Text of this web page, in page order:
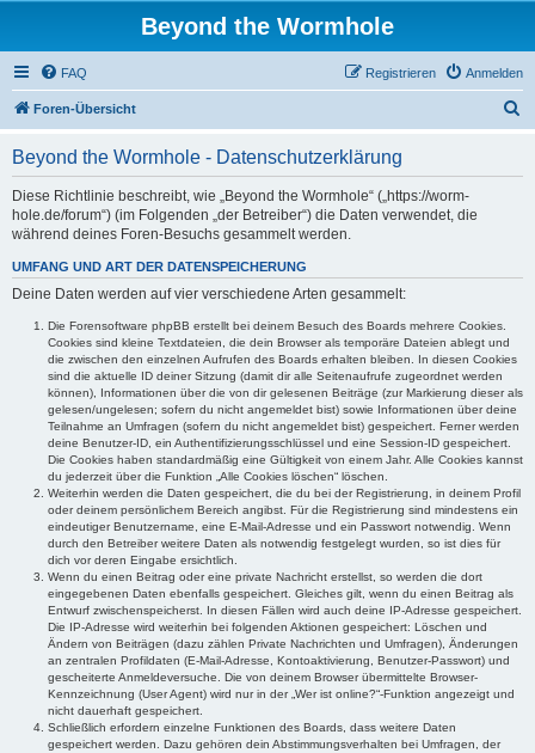
Beyond the Wormhole
FAQ Anmelden
Registrieren
Foren-Übersicht
Beyond the Wormhole - Datenschutzerklärung
Diese Richtlinie beschreibt, wie „Beyond the Wormhole“ („https://worm-
hole.de/forum“) (im Folgenden „der Betreiber“) die Daten verwendet, die
während deines Foren-Besuchs gesammelt werden.
UMFANG UND ART DER DATENSPEICHERUNG
Deine Daten werden auf vier verschiedene Arten gesammelt:
Die Forensoftware phpBB erstellt bei deinem Besuch des Boards mehrere Cookies.
Cookies sind kleine Textdateien, die dein Browser als temporäre Dateien ablegt und
die zwischen den einzelnen Aufrufen des Boards erhalten bleiben. In diesen Cookies
sind die aktuelle ID deiner Sitzung (damit dir alle Seitenaufrufe zugeordnet werden
können), Informationen über die von dir gelesenen Beiträge (zur Markierung dieser als
gelesen/ungelesen; sofern du nicht angemeldet bist) sowie Informationen über deine
Teilnahme an Umfragen (sofern du nicht angemeldet bist) gespeichert. Ferner werden
deine Benutzer-ID, ein Authentifizierungsschlüssel und eine Session-ID gespeichert.
Die Cookies haben standardmäßig eine Gültigkeit von einem Jahr. Alle Cookies kannst
du jederzeit über die Funktion „Alle Cookies löschen“ löschen.
Weiterhin werden die Daten gespeichert, die du bei der Registrierung, in deinem Profil
oder deinem persönlichem Bereich angibst. Für die Registrierung sind mindestens ein
eindeutiger Benutzername, eine E-Mail-Adresse und ein Passwort notwendig. Wenn
durch den Betreiber weitere Daten als notwendig festgelegt wurden, so ist dies für
dich vor deren Eingabe ersichtlich.
Wenn du einen Beitrag oder eine private Nachricht erstellst, so werden die dort
eingegebenen Daten ebenfalls gespeichert. Gleiches gilt, wenn du einen Beitrag als
Entwurf zwischenspeicherst. In diesen Fällen wird auch deine IP-Adresse gespeichert.
Die IP-Adresse wird weiterhin bei folgenden Aktionen gespeichert: Löschen und
Ändern von Beiträgen (dazu zählen Private Nachrichten und Umfragen), Änderungen
an zentralen Profildaten (E-Mail-Adresse, Kontoaktivierung, Benutzer-Passwort) und
gescheiterte Anmeldeversuche. Die von deinem Browser übermittelte Browser-
Kennzeichnung (User Agent) wird nur in der „Wer ist online?“-Funktion angezeigt und
nicht dauerhaft gespeichert.
Schließlich erfordern einzelne Funktionen des Boards, dass weitere Daten
gespeichert werden. Dazu gehören dein Abstimmungsverhalten bei Umfragen, der